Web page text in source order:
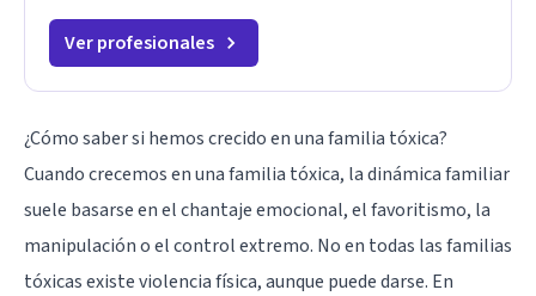
Ver profesionales
¿Cómo saber si hemos crecido en una familia tóxica?
Cuando crecemos en una familia tóxica, la dinámica familiar
suele basarse en el chantaje emocional, el favoritismo, la
manipulación o el control extremo. No en todas las familias
tóxicas existe violencia física, aunque puede darse. En